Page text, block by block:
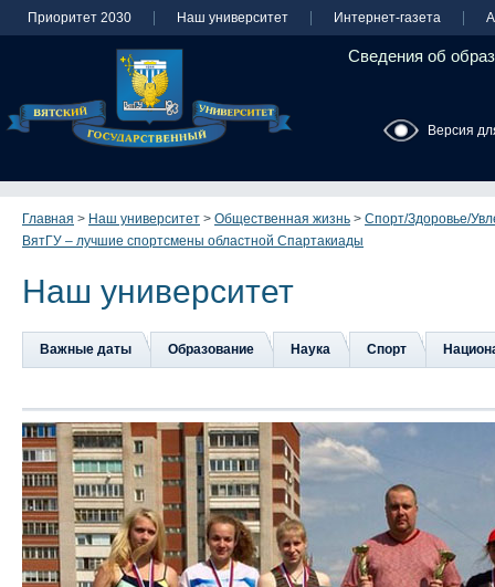
Приоритет 2030 Наш университет Интернет-газета
Сведения об
Версия
Главная > Наш университет > Общественная жизнь > Спорт/Здоровье/
ВятГУ – лучшие спортсмены областной Спартакиады
Наш университет
Важные даты Образование Наука Спорт